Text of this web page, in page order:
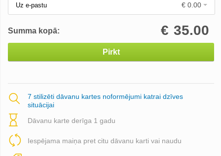
Uz e-pastu € 0.00
Summa kopā: 35.00
€
Pirkt
7 stilizēti dāvanu kartes noformējumi katrai dzīves
situācijai
Dāvanu karte derīga 1 gadu
Iespējama maiņa pret citu dāvanu karti vai naudu